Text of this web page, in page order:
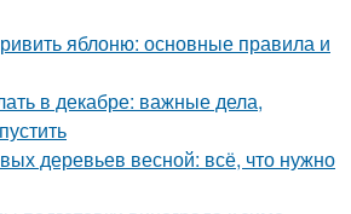
яблоню: основные правила и
в декабре: важные дела,
деревьев весной: всё, что нужно